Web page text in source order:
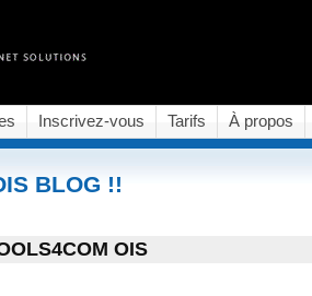
Inscrivez-vous Tarifs À propos
BLOG !!
OIS